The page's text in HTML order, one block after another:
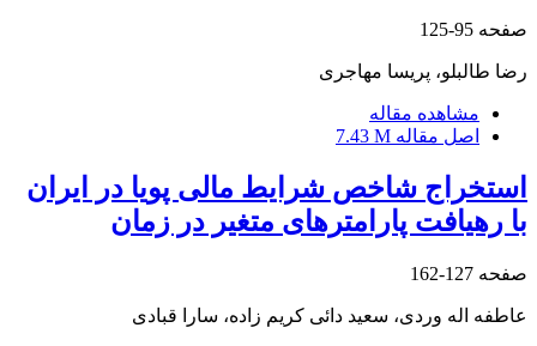
صفحه 95-125
رضا طالبلو، پریسا مهاجری
مشاهده مقاله
اصل مقاله 7.43 M
استخراج شاخص شرایط مالی پویا در ایران
با رهیافت پارامترهای متغیر در زمان
صفحه 127-162
عاطفه اله وردی، سعید دائی کریم زاده، سارا قبادی